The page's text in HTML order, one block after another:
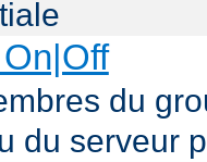
du
du serveur